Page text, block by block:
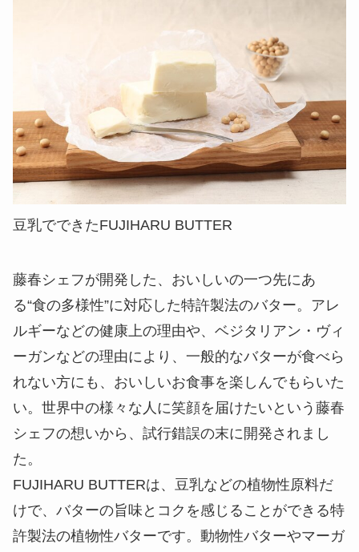
豆乳でできたFUJIHARU BUTTER
藤春シェフが開発した、おいしいの一つ先にあ
る“食の多様性”に対応した特許製法のバター。アレ
ルギーなどの健康上の理由や、ベジタリアン・ヴィ
ーガンなどの理由により、一般的なバターが食べら
れない方にも、おいしいお食事を楽しんでもらいた
い。世界中の様々な人に笑顔を届けたいという藤春
シェフの想いから、試行錯誤の末に開発されまし
た。
FUJIHARU BUTTERは、豆乳などの植物性原料だ
けで、バターの旨味とコクを感じることができる特
許製法の植物性バターです。動物性バターやマーガ